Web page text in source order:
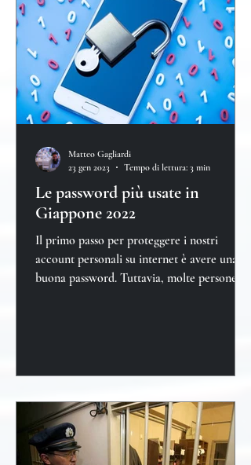
Le password più usate in
Giappone 2022
Il primo passo per proteggere i nostri
account personali su internet è avere una
buona password. Tuttavia, molte persone
Matteo Gagliardi
23 gen 2023
Tempo di lettura: 3 min